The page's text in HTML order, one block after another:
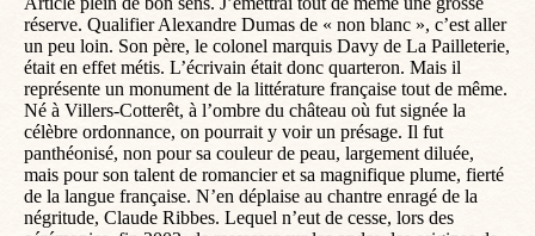
réserve. Qualifier Alexandre Dumas de « non blanc », c’est aller
un peu loin. Son père, le colonel marquis Davy de La Pailleterie,
était en effet métis. L’écrivain était donc quarteron. Mais il
représente un monument de la littérature française tout de même.
Né à Villers-Cotterêt, à l’ombre du château où fut signée la
célèbre ordonnance, on pourrait y voir un présage. Il fut
panthéonisé, non pour sa couleur de peau, largement diluée,
mais pour son talent de romancier et sa magnifique plume, fierté
de la langue française. N’en déplaise au chantre enragé de la
négritude, Claude Ribbes. Lequel n’eut de cesse, lors des